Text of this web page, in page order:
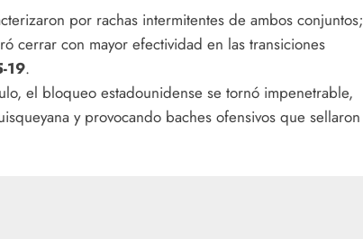
por rachas intermitentes de ambos conjuntos;
cerrar con mayor efectividad en las transiciones
19.
el bloqueo estadounidense se tornó impenetrable,
y provocando baches ofensivos que sellaron